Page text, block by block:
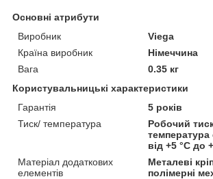
Основні атрибути
Виробник
Viega
Країна виробник
Німеччина
Вага
0.35 кг
Користувальницькі характеристики
Гарантія
5 років
Тиск/ температура
Робочий
температура
від +5 °C до
Матеріал додаткових
елементів
Металеві
полімерні